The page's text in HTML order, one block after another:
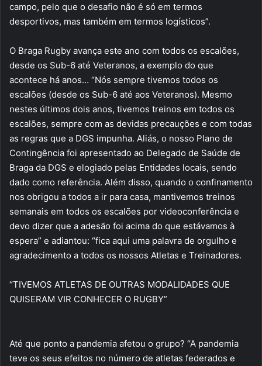
campo, pelo que o desafio não é só em termos
desportivos, mas também em termos logísticos”.
O Braga Rugby avança este ano com todos os escalões,
desde os Sub-6 até Veteranos, a exemplo do que
acontece há anos… “Nós sempre tivemos todos os
escalões (desde os Sub-6 até aos Veteranos). Mesmo
nestes últimos dois anos, tivemos treinos em todos os
escalões, sempre com as devidas precauções e com todas
as regras que a DGS impunha. Aliás, o nosso Plano de
Contingência foi apresentado ao Delegado de Saúde de
Braga da DGS e elogiado pelas Entidades locais, sendo
dado como referência. Além disso, quando o confinamento
nos obrigou a todos a ir para casa, mantivemos treinos
semanais em todos os escalões por videoconferência e
devo dizer que a adesão foi acima do que estávamos à
espera” e adiantou: “fica aqui uma palavra de orgulho e
agradecimento a todos os nossos Atletas e Treinadores.
“TIVEMOS ATLETAS DE OUTRAS MODALIDADES QUE
QUISERAM VIR CONHECER O RUGBY”
Até que ponto a pandemia afetou o grupo? “A pandemia
teve os seus efeitos no número de atletas federados e